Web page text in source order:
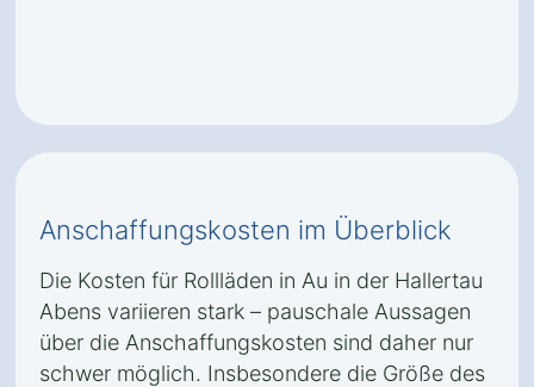
Anschaffungskosten im Überblick
Die Kosten für Rollläden in Au in der Hallertau
Abens variieren stark – pauschale Aussagen
über die Anschaffungskosten sind daher nur
schwer möglich. Insbesondere die Größe des